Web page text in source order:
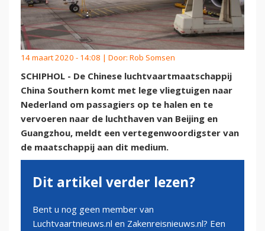
14 maart 2020 - 14:08 | Door: Rob Somsen
SCHIPHOL - De Chinese luchtvaartmaatschappij
China Southern komt met lege vliegtuigen naar
Nederland om passagiers op te halen en te
vervoeren naar de luchthaven van Beijing en
Guangzhou, meldt een vertegenwoordigster van
de maatschappij aan dit medium.
Dit artikel verder lezen?
Bent u nog geen member van
Luchtvaartnieuws.nl en Zakenreisnieuws.nl? Een